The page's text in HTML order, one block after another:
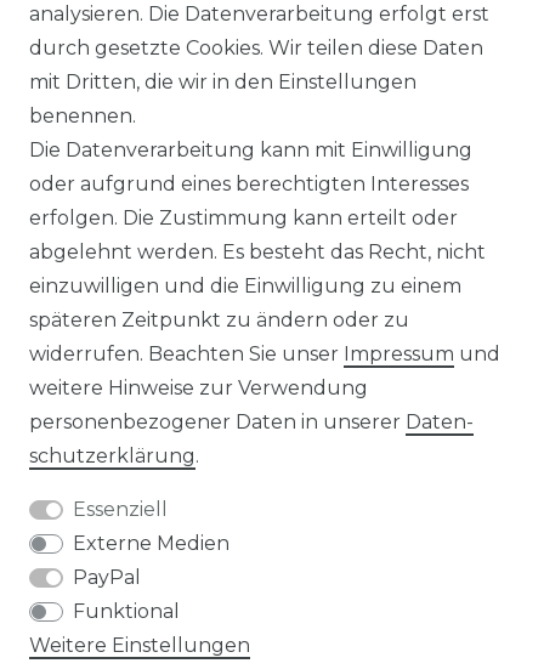
IMPRESSUM
KONTAKT
Unsere Zahlungsmöglichkeiten
Wir versenden mit
analysieren. Die Datenverarbeitung erfolgt erst
durch gesetzte Cookies. Wir teilen diese Daten
mit Dritten, die wir in den Einstellungen
benennen.
Die Datenverarbeitung kann mit Einwilligung
oder aufgrund eines berechtigten Interesses
erfolgen. Die Zustimmung kann erteilt oder
abgelehnt werden. Es besteht das Recht, nicht
einzuwilligen und die Einwilligung zu einem
späteren Zeitpunkt zu ändern oder zu
widerrufen. Beachten Sie unser Impressum und
weitere Hinweise zur Verwendung
personenbezogener Daten in unserer Daten­
schutz­erklärung.
Essenziell
Externe Medien
PayPal
Funktional
Weitere Einstellungen